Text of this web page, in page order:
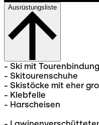
Ausrüstungsliste
- Ski mit Tourenbindung
- Skitourenschuhe
- Skistöcke mit eher
- Klebfelle
- Harscheisen